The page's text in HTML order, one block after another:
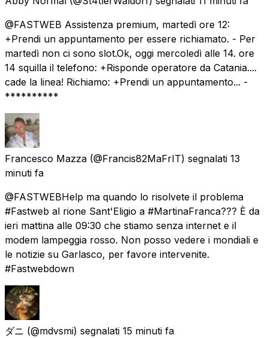
@FASTWEB Assistenza premium, martedì ore 12:
+Prendi un appuntamento per essere richiamato. - Per
martedì non ci sono slot.Ok, oggi mercoledì alle 14. ore
14 squilla il telefono: +Risponde operatore da Catania....
cade la linea! Richiamo: +Prendi un appuntamento... -
**********
Francesco Mazza (@Francis82MaFrIT) segnalati 13
minuti fa
@FASTWEBHelp ma quando lo risolvete il problema
#Fastweb al rione Sant'Eligio a #MartinaFranca??? È da
ieri mattina alle 09:30 che stiamo senza internet e il
modem lampeggia rosso. Non posso vedere i mondiali e
le notizie su Garlasco, per favore intervenite.
#Fastwebdown
ダニ (@mdvsmi) segnalati 15 minuti fa